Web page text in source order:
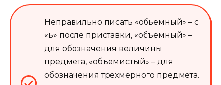
Неправильно писать «обьемный» – с
«ь» после приставки, «объемный» –
для обозначения величины
предмета, «объемистый» – для
обозначения трехмерного предмета.